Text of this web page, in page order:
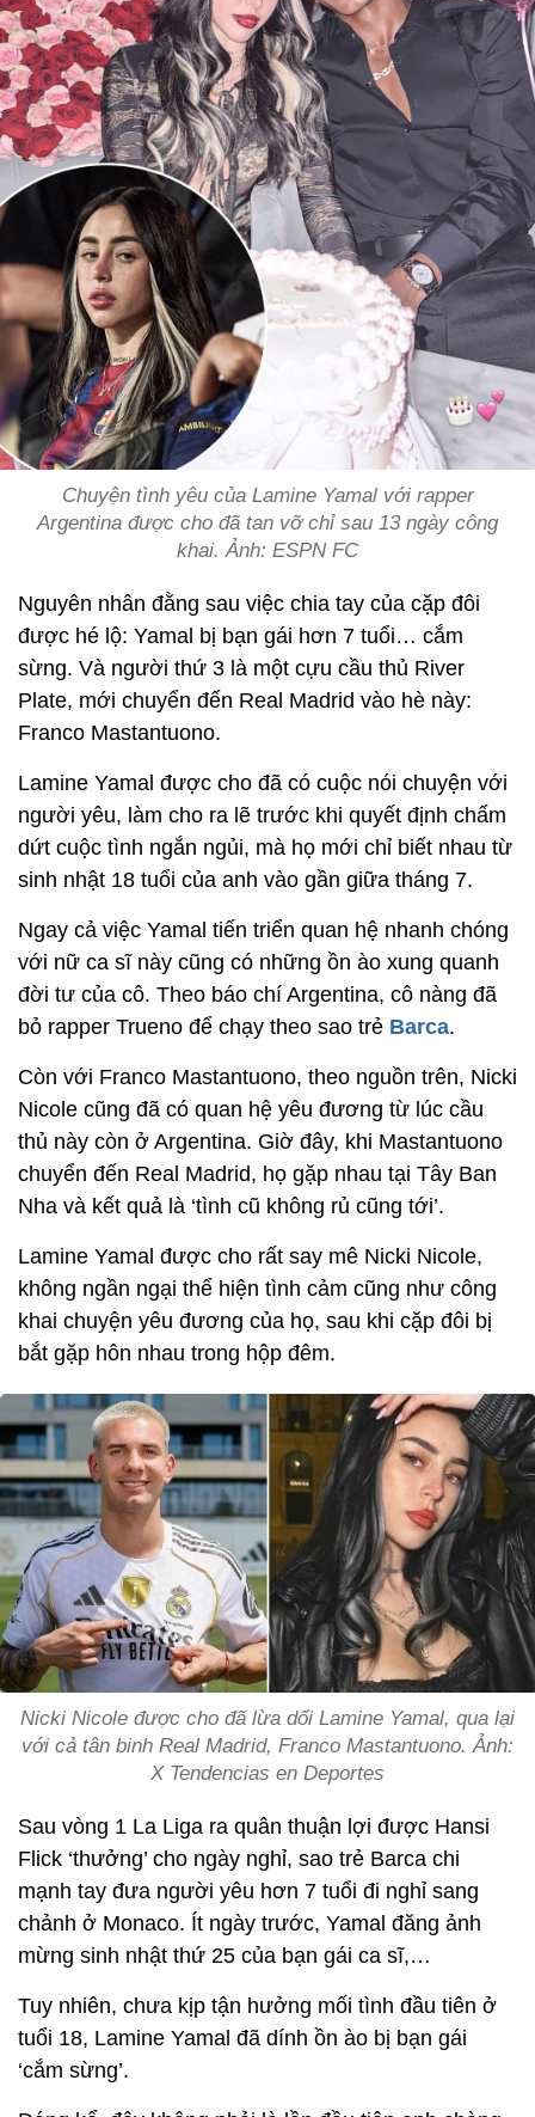
Chuyện tình yêu của Lamine Yamal với rapper
Argentina được cho đã tan vỡ chỉ sau 13 ngày công
khai. Ảnh: ESPN FC
Nguyên nhân đằng sau việc chia tay của cặp đôi
được hé lộ: Yamal bị bạn gái hơn 7 tuổi… cắm
sừng. Và người thứ 3 là một cựu cầu thủ River
Plate, mới chuyển đến Real Madrid vào hè này:
Franco Mastantuono.
Lamine Yamal được cho đã có cuộc nói chuyện với
người yêu, làm cho ra lẽ trước khi quyết định chấm
dứt cuộc tình ngắn ngủi, mà họ mới chỉ biết nhau từ
sinh nhật 18 tuổi của anh vào gần giữa tháng 7.
Ngay cả việc Yamal tiến triển quan hệ nhanh chóng
với nữ ca sĩ này cũng có những ồn ào xung quanh
đời tư của cô. Theo báo chí Argentina, cô nàng đã
bỏ rapper Trueno để chạy theo sao trẻ Barca.
Còn với Franco Mastantuono, theo nguồn trên, Nicki
Nicole cũng đã có quan hệ yêu đương từ lúc cầu
thủ này còn ở Argentina. Giờ đây, khi Mastantuono
chuyển đến Real Madrid, họ gặp nhau tại Tây Ban
Nha và kết quả là ‘tình cũ không rủ cũng tới’.
Lamine Yamal được cho rất say mê Nicki Nicole,
không ngần ngại thể hiện tình cảm cũng như công
khai chuyện yêu đương của họ, sau khi cặp đôi bị
bắt gặp hôn nhau trong hộp đêm.
Nicki Nicole được cho đã lừa dối Lamine Yamal, qua lại
với cả tân binh Real Madrid, Franco Mastantuono. Ảnh:
X Tendencias en Deportes
Sau vòng 1 La Liga ra quân thuận lợi được Hansi
Flick ‘thưởng’ cho ngày nghỉ, sao trẻ Barca chi
mạnh tay đưa người yêu hơn 7 tuổi đi nghỉ sang
chảnh ở Monaco. Ít ngày trước, Yamal đăng ảnh
mừng sinh nhật thứ 25 của bạn gái ca sĩ,…
Tuy nhiên, chưa kịp tận hưởng mối tình đầu tiên ở
tuổi 18, Lamine Yamal đã dính ồn ào bị bạn gái
‘cắm sừng’.